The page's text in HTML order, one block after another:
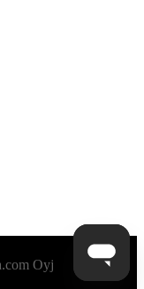
Oyj